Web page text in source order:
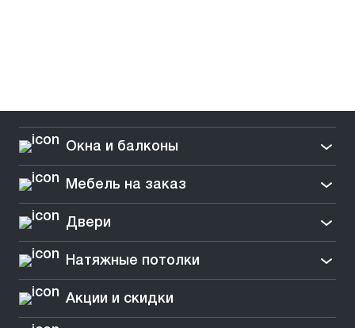
Окна и балконы
Мебель на заказ
Двери
Натяжные потолки
Акции и скидки